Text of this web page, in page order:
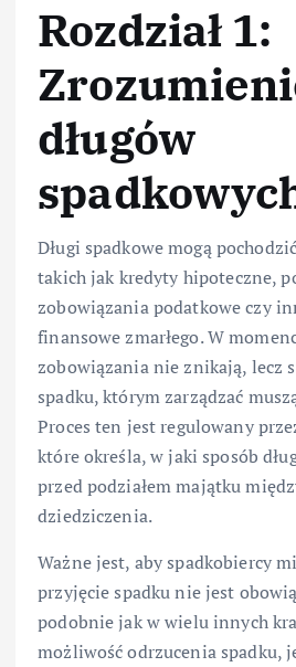
Rozdział 1:
długów
Długi spadkowe mogą
takich jak kredyty hipoteczne,
zobowiązania podatkowe czy
finansowe zmarłego. W
zobowiązania nie znikają, lecz
spadku, którym zarządzać
Proces ten jest regulowany
które określa, w jaki sposób
przed podziałem majątku
dziedziczenia.
Ważne jest, aby spadkobiercy
przyjęcie spadku nie jest
podobnie jak w wielu innych
możliwość odrzucenia spadku,